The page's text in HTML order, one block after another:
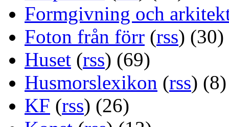
Formgivning och
Foton från förr (rss) (30)
Huset (rss) (69)
Husmorslexikon (rss) (8)
KF (rss) (26)